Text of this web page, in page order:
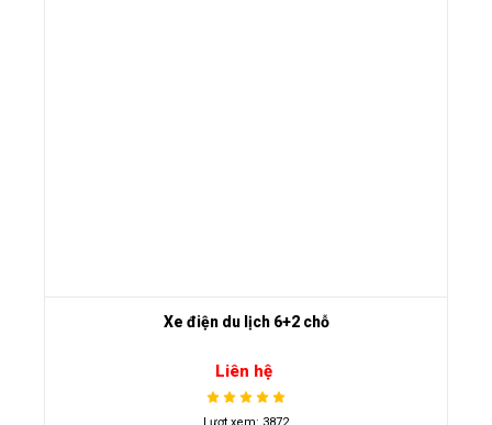
Xe điện du lịch 6+2 chỗ
Liên hệ
Lượt xem: 3872